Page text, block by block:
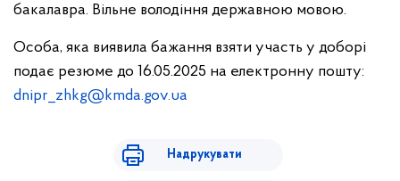
бакалавра. Вільне володіння державною мовою.
Особа, яка виявила бажання взяти участь у доборі
подає резюме до 16.05.2025 на електронну пошту:
dnipr_zhkg@kmda.gov.ua
Надрукувати